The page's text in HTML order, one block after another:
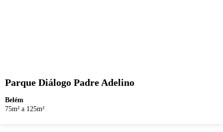
Parque Diálogo Padre Adelino
Belém
75m² a 125m²